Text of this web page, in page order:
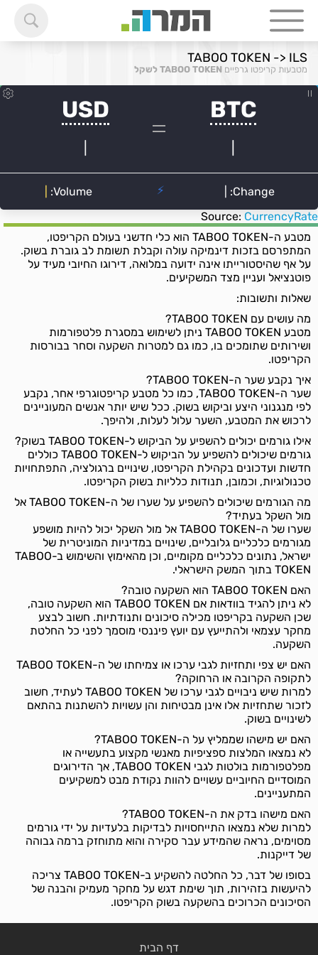
TABOO TOKEN -> ILS
מטבעות קריפטו גרפיים TABOO TOKEN לשקל
Source: CurrencyRate
מטבע ה-TABOO TOKEN הוא כלי חדשני בעולם הקריפטו,
המתפרסם בזכות דינמיקה עולה וקבלת תשומת לב גוברת בשוק.
על אף שהיסטורייתו אינה ידועה במלואה, דירוגו החיובי מעיד על
פוטנציאל ועניין מצד המשקיעים.
שאלות ותשובות:
מה עושים עם TABOO TOKEN?
מטבע TABOO TOKEN ניתן לשימוש במסגרת פלטפורמות
ושירותים שתומכים בו, כמו גם למטרות השקעה וסחר בבורסות
הקריפטו.
איך נקבע שער ה-TABOO TOKEN?
שער ה-TABOO TOKEN, כמו כל מטבע קריפטוגרפי אחר, נקבע
לפי מנגנוני היצע וביקוש בשוק. ככל שיש יותר אנשים המעוניינים
לרכוש את המטבע, השער עלול לעלות, ולהיפך.
אילו גורמים יכולים להשפיע על הביקוש ל-TABOO TOKEN בשוק?
גורמים שיכולים להשפיע על הביקוש ל-TABOO TOKEN כוללים
חדשות ועדכונים בקהילת הקריפטו, שינויים ברגולציה, התפתחויות
טכנולוגיות, וכמובן, תנודות כלליות בשוק הקריפטו.
מה הגורמים שיכולים להשפיע על שערו של ה-TABOO TOKEN אל
מול השקל בעתיד?
שערו של ה-TABOO TOKEN אל מול השקל יכול להיות מושפע
מגורמים כלכליים גלובליים, שינויים במדיניות המוניטרית של
ישראל, נתונים כלכליים מקומיים, וכן מהאימוץ והשימוש ב-TABOO
TOKEN בתוך המשק הישראלי.
האם TABOO TOKEN הוא השקעה טובה?
לא ניתן להגיד בוודאות אם TABOO TOKEN הוא השקעה טובה,
שכן השקעה בקריפטו מכילה סיכונים ותנודתיות. חשוב לבצע
מחקר עצמאי ולהתייעץ עם יועץ פיננסי מוסמך לפני כל החלטת
השקעה.
האם יש צפי ותחזיות לגבי ערכו או צמיחתו של ה-TABOO TOKEN
לתקופה הקרובה או הרחוקה?
למרות שיש ניבויים לגבי ערכו של TABOO TOKEN לעתיד, חשוב
לזכור שתחזיות אלו אינן מבטיחות והן עשויות להשתנות בהתאם
לשינויים בשוק.
האם יש מישהו שממליץ על ה-TABOO TOKEN?
לא נמצאו המלצות ספציפיות מאנשי מקצוע בתעשייה או
מפלטפורמות בולטות לגבי TABOO TOKEN, אך הדירוגים
המוסדיים החיוביים עשויים להוות נקודת מבט למשקיעים
המתעניינים.
האם מישהו בדק את ה-TABOO TOKEN?
למרות שלא נמצאו התייחסויות לבדיקות בלעדיות על ידי גורמים
מסוימים, נראה שהמידע עבר סקירה והוא מתוחזק ברמה גבוהה
של דייקנות.
בסופו של דבר, כל החלטה להשקיע ב-TABOO TOKEN צריכה
להיעשות בזהירות, תוך שימת דגש על מחקר מעמיק והבנה של
הסיכונים הכרוכים בהשקעה בשוק הקריפטו.
דף הבית